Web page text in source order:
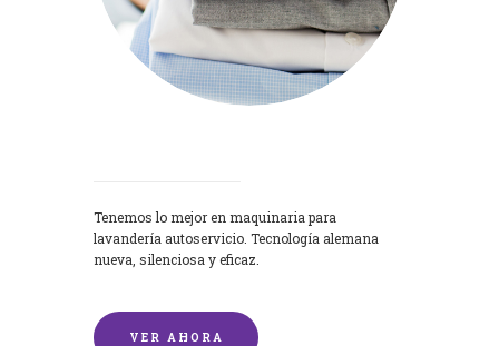
Tenemos lo mejor en maquinaria para
lavandería autoservicio. Tecnología alemana
nueva, silenciosa y eficaz.
VER AHORA